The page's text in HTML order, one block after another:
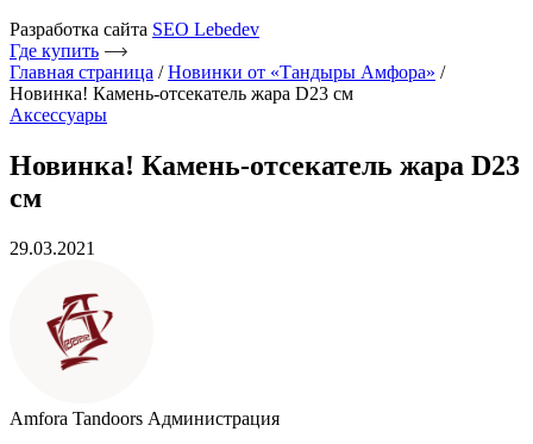
Разработка сайта SEO Lebedev
Где купить
Главная страница /Новинки от «Тандыры Амфора» /
Новинка! Камень-отсекатель жара D23 см
Аксессуары
Новинка! Камень-отсекатель жара D23
см
29.03.2021
Amfora Tandoors Администрация